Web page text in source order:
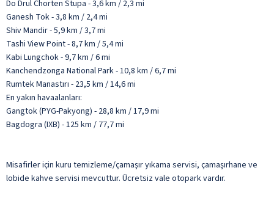
Do Drul Chorten Stupa - 3,6 km / 2,3 mi
Ganesh Tok - 3,8 km / 2,4 mi
Shiv Mandir - 5,9 km / 3,7 mi
Tashi View Point - 8,7 km / 5,4 mi
Kabi Lungchok - 9,7 km / 6 mi
Kanchendzonga National Park - 10,8 km / 6,7 mi
Rumtek Manastırı - 23,5 km / 14,6 mi
En yakın havaalanları:
Gangtok (PYG-Pakyong) - 28,8 km / 17,9 mi
Bagdogra (IXB) - 125 km / 77,7 mi
Misafirler için kuru temizleme/çamaşır yıkama servisi, çamaşırhane ve
lobide kahve servisi mevcuttur. Ücretsiz vale otopark vardır.